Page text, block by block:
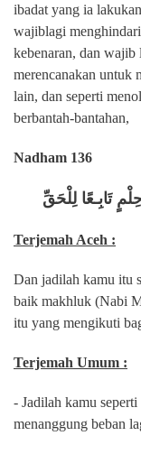
ibadat yang ia
wajiblagi
kebenaran, dan
merencanakan untuk
lain, dan seperti
berbantah-bantahan,
Nadham 136
تَابِـعًا لِلْحَقِّ
Terjemah Aceh :
Dan jadilah kamu itu
baik makhluk (Nabi
itu yang mengikuti
Terjemah Umum :
- Jadilah kamu
menanggung beban